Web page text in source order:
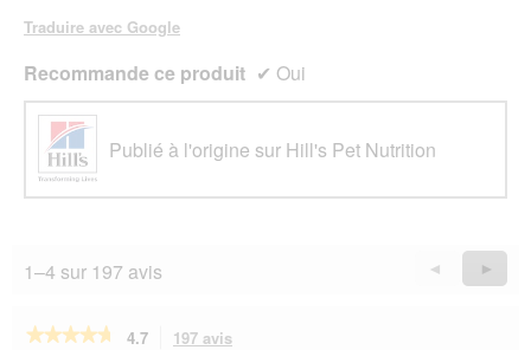
Traduire avec Google
Recommande ce produit ✔ Oui
Publié à l'origine sur Hill's Pet Nutrition
1–4 sur 197 avis
Précédent
Reviews
◄ ►
★★★★★
★★★★★ 4.7 197 avis